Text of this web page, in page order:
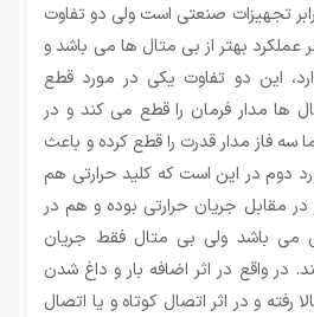
تجهیزات صنعتی است ولی دو تفاوت
عملکرد بهتر از بی متال ها می باشد و
این دو تفاوت یکی در مورد قطع
ها مدار فرمان را قطع می کند و در
سه فاز مدار قدرت را قطع کرده و باعث
دوم در این است که کلید حرارتی هم
مقابل جریان حرارتی بوده و هم در
می باشد ولی بی متال فقط جریان
در واقع در اثر اضافه بار و داغ شدن
رفته و در اثر اتصال کوتاه و یا اتصال